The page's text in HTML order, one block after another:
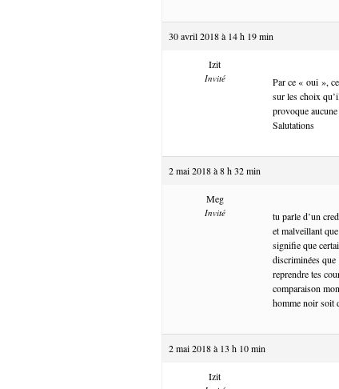
30 avril 2018 à 14 h 19 min
Izit
Invité
Par ce « oui »,
sur les choix
provoque
Salutations
2 mai 2018 à 8 h 32 min
Meg
Invité
tu parle d’un
et malveillant
signifie que
discriminées que
reprendre tes
comparaison
homme noir soit
2 mai 2018 à 13 h 10 min
Izit